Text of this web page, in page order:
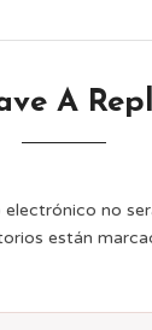
A
no
están